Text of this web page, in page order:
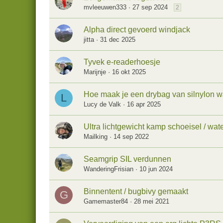
mvleeuwen333 27 sep 2024 2
Alpha direct gevoerd windjack
jitta 31 dec 2025
Tyvek e-readerhoesje
Marijnje 16 okt 2025
L Hoe maak je een drybag van silnylon
Lucy de Valk 16 apr 2025
Ultra lichtgewicht kamp schoeisel /
Mailking 14 sep 2022
Seamgrip SIL verdunnen
WanderingFrisian 10 jun 2024
G Binnentent / bugbivy gemaakt
Gamemaster84 28 mei 2021